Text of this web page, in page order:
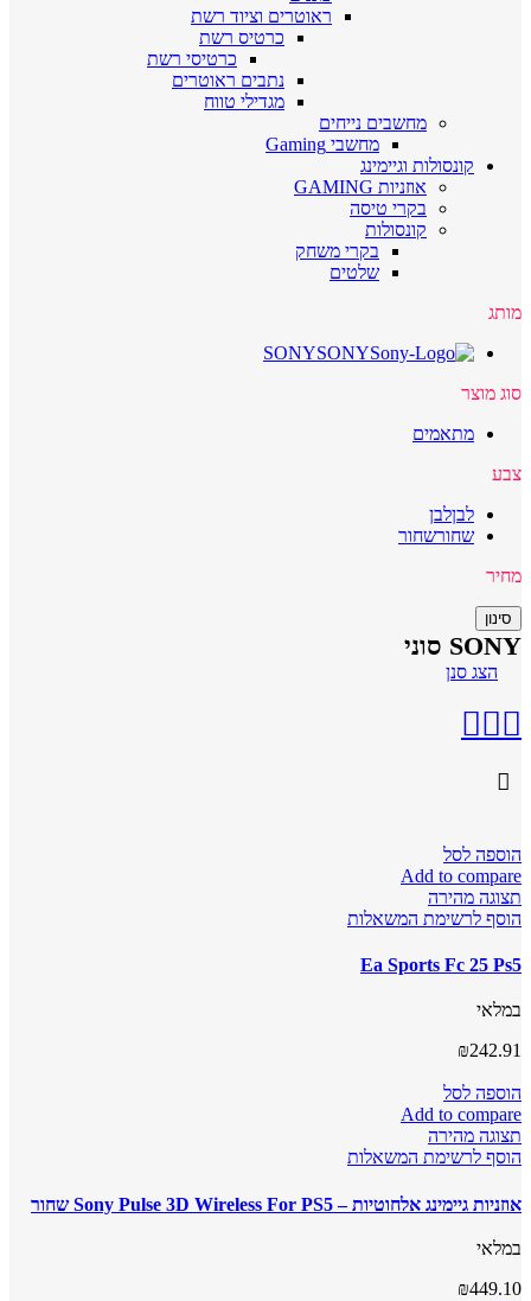
ראוטרים וציוד רשת
כרטיס רשת
כרטיסי רשת
נתבים ראוטרים
מגדילי טווח
מחשבים נייחים
מחשבי Gaming
קונסולות וגיימינג
אוזניות GAMING
בקרי טיסה
קונסולות
בקרי משחק
שלטים
מותג
SONYSONY
סוג מוצר
מתאמים
צבע
לבןלבן
שחורשחור
מחיר
סינון
SONY סוני
הצג סנן
הוספה לסל
Add to compare
תצוגה מהירה
הוסף לרשימת המשאלות
Ea Sports Fc 25 Ps5
במלאי
₪242.91
הוספה לסל
Add to compare
תצוגה מהירה
הוסף לרשימת המשאלות
אוזניות גיימינג אלחוטיות – Sony Pulse 3D Wireless For PS5 שחור
במלאי
₪449.10